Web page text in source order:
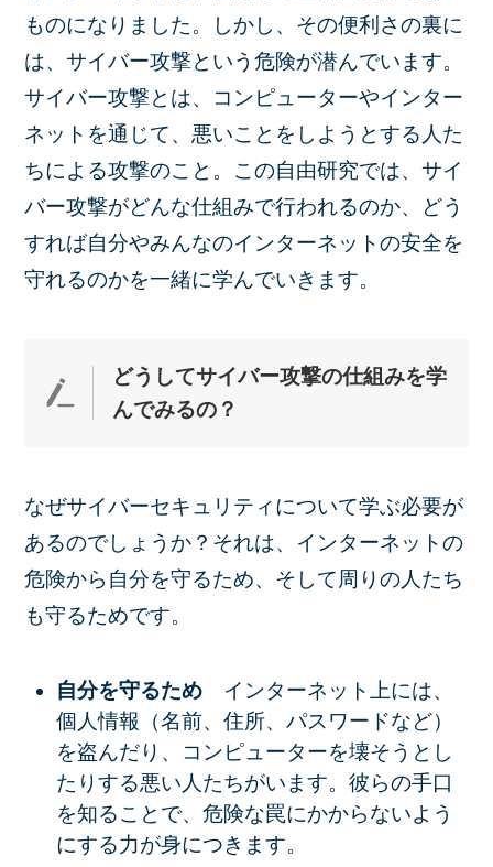
ものになりました。しかし、その便利さの裏に
は、サイバー攻撃という危険が潜んでいます。
サイバー攻撃とは、コンピューターやインター
ネットを通じて、悪いことをしようとする人た
ちによる攻撃のこと。この自由研究では、サイ
バー攻撃がどんな仕組みで行われるのか、どう
すれば自分やみんなのインターネットの安全を
守れるのかを一緒に学んでいきます。
どうしてサイバー攻撃の仕組みを学
んでみるの？
なぜサイバーセキュリティについて学ぶ必要が
あるのでしょうか？それは、インターネットの
危険から自分を守るため、そして周りの人たち
も守るためです。
自分を守るため インターネット上には、
個人情報（名前、住所、パスワードなど）
を盗んだり、コンピューターを壊そうとし
たりする悪い人たちがいます。彼らの手口
を知ることで、危険な罠にかからないよう
にする力が身につきます。